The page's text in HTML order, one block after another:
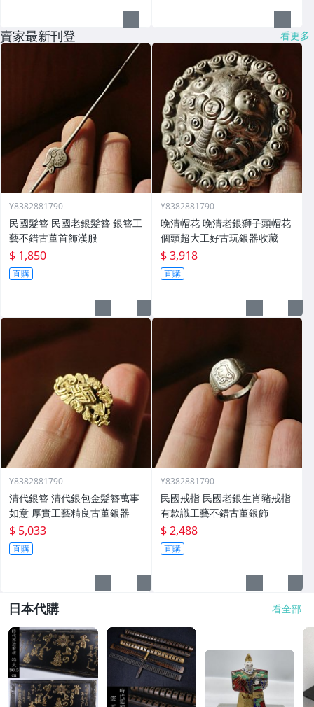
賣家最新刊登 看更多
Y8382881790
民國髮簪 民國老銀髮簪 銀簪工
藝不錯古董首飾漢服
$ 1,850
直購
Y8382881790
晚清帽花 晚清老銀獅子頭帽花
個頭超大工好古玩銀器收藏
$ 3,918
直購
Y8382881790
清代銀簪 清代銀包金髮簪萬事
如意 厚實工藝精良古董銀器
$ 5,033
直購
Y8382881790
民國戒指 民國老銀生肖豬戒指
有款識工藝不錯古董銀飾
$ 2,488
直購
日本代購 看全部